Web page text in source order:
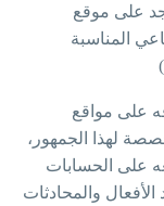
على موقع
المناسبة
على مواقع
لهذا الجمهور،
على الحسابات
والمحادثات